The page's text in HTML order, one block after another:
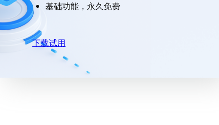
基础功能，永久免费
下载试用